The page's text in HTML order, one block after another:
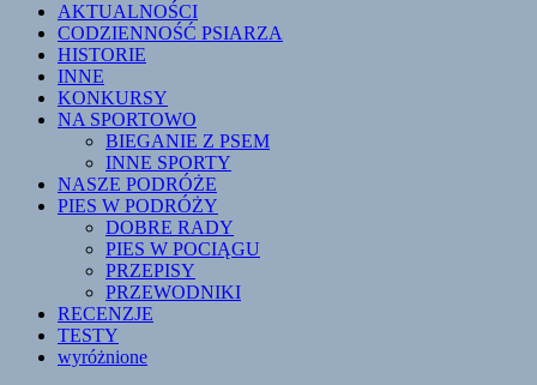
AKTUALNOŚCI
CODZIENNOŚĆ PSIARZA
HISTORIE
INNE
KONKURSY
NA SPORTOWO
BIEGANIE Z PSEM
INNE SPORTY
NASZE PODRÓŻE
PIES W PODRÓŻY
DOBRE RADY
PIES W POCIĄGU
PRZEPISY
PRZEWODNIKI
RECENZJE
TESTY
wyróżnione